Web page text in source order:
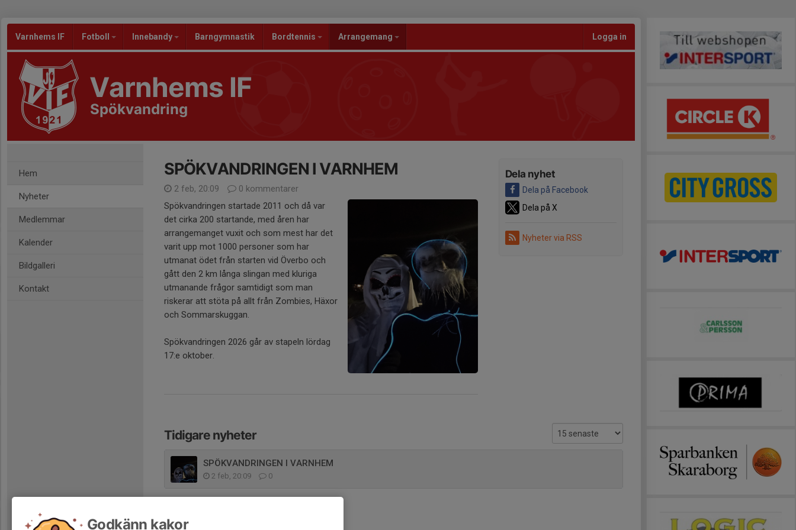
Varnhems IF Fotboll Innebandy Barngymnastik Bordtennis Arrangemang Logga in
Varnhems IF
Spökvandring
Hem
Nyheter
Medlemmar
Kalender
Bildgalleri
Kontakt
Dela nyhet
Dela på Facebook
Dela på X
Nyheter via RSS
SPÖKVANDRINGEN I VARNHEM
2 feb, 20:09
0 kommentarer
Spökvandringen startade 2011 och då var
det cirka 200 startande, med åren har
arrangemanget vuxit och som mest har det
varit upp mot 1000 personer som har
utmanat ödet från starten vid Överbo och
gått den 2 km långa slingan med kluriga
utmanande frågor samtidigt som man
riskerar att stöta på allt från Zombies, Häxor
och Sommarskuggan.
Spökvandringen 2026 går av stapeln lördag
17:e oktober.
Tidigare nyheter
SPÖKVANDRINGEN I VARNHEM
2 feb, 20:09 0
Godkänn kakor